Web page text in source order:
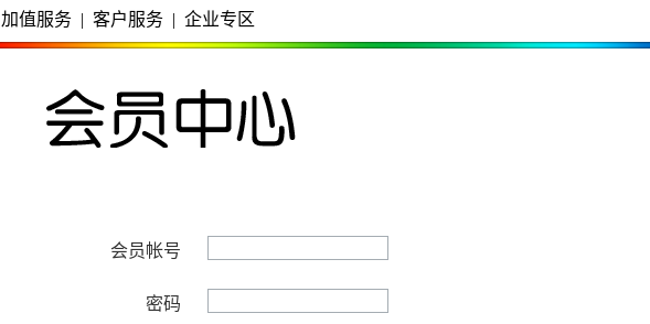
加值服务 | 客户服务 | 企业专区
会员帐号
密码